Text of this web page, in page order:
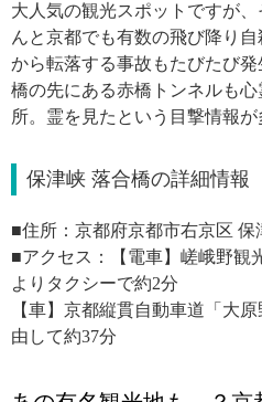
大人気の観光スポットですが
んと京都でも有数の飛び降り
から転落する事故もたびたび
橋の先にある赤橋トンネルも
所。霊を見たという目撃情報が
保津峡 落合橋の詳細情報
■住所：京都府京都市右京区 保
■アクセス：【電車】嵯峨野観
よりタクシーで約2分
【車】京都縦貫自動車道「大
由して約37分